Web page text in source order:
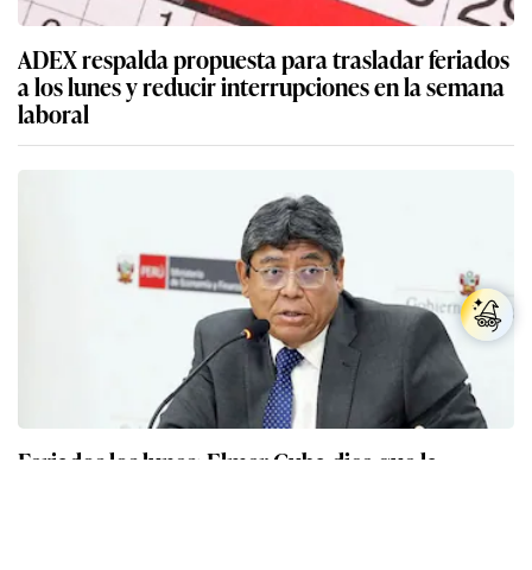
ADEX respalda propuesta para trasladar feriados
a los lunes y reducir interrupciones en la semana
laboral
Feriados los lunes: Elmer Cuba dice que la